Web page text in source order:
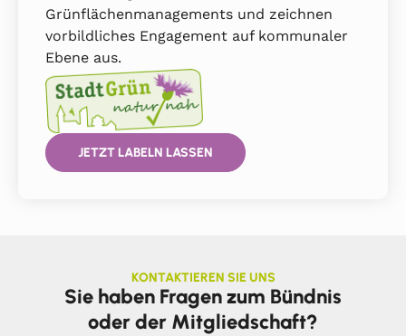
Grünflächenmanagements und zeichnen
vorbildliches Engagement auf kommunaler
Ebene aus.
JETZT LABELN LASSEN
KONTAKTIEREN SIE UNS
Sie haben Fragen zum Bündnis
oder der Mitgliedschaft?